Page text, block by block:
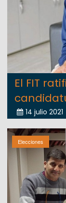
El FIT
14 julio 2021
Elecciones